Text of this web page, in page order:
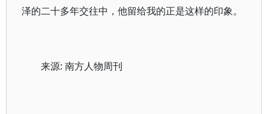
泽的二十多年交往中，他留给我的正是这样的印象。
来源: 南方人物周刊